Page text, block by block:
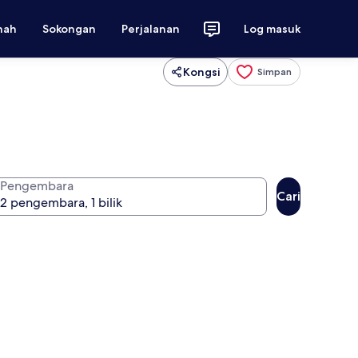
Sokongan Perjalanan Log masuk
Kongsi Simpan
Pengembara
Cari